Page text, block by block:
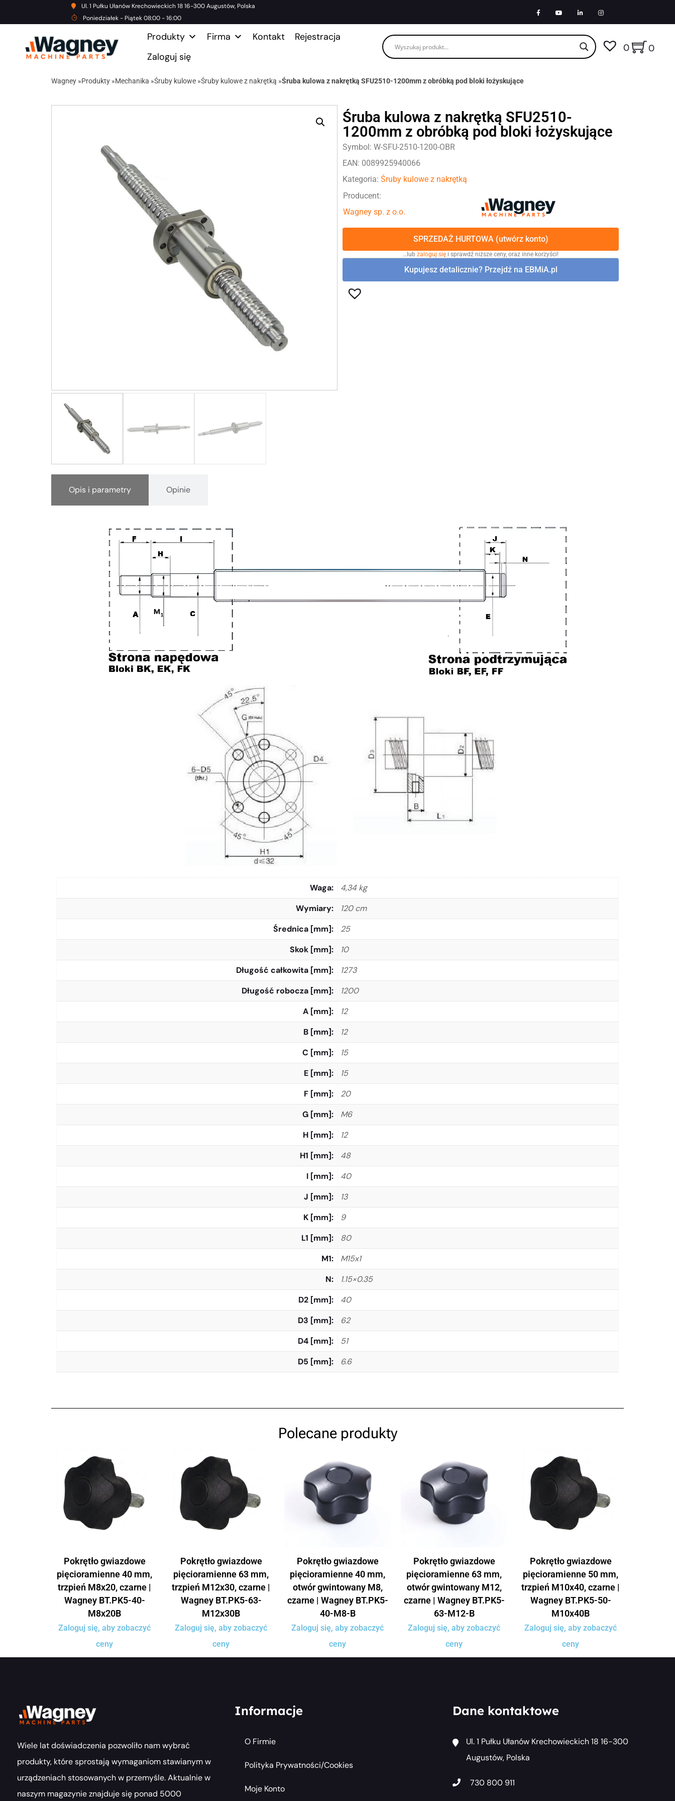
Ul. 1 Pułku Ułanów Krechowieckich 18 16-300 Augustów, Polska
Poniedziałek - Piątek 08:00 - 16:00
Produkty Firma Kontakt
Rejestracja
Zaloguj się
0 0
Wagney »Produkty »Mechanika »Śruby kulowe »Śruby kulowe z nakrętką »Śruba kulowa z nakrętką SFU2510-1200mm z obróbką pod bloki łożyskujące
Śruba kulowa z nakrętką SFU2510-
1200mm z obróbką pod bloki łożyskujące
Symbol: W-SFU-2510-1200-OBR
EAN: 0089925940066
Kategoria: Śruby kulowe z nakrętką
Producent:
Wagney sp. z o.o.
SPRZEDAŻ HURTOWA (utwórz konto)
…lub zaloguj się i sprawdź niższe ceny, oraz inne korzyści!
Kupujesz detalicznie? Przejdź na EBMiA.pl
Opis i parametry Opinie
Waga
4,34 kg
Wymiary
120 cm
Średnica [mm]
25
Skok [mm]
10
Długość całkowita [mm]
1273
Długość robocza [mm]
1200
A [mm]
12
B [mm]
12
C [mm]
15
E [mm]
15
F [mm]
20
G [mm]
M6
H [mm]
12
H1 [mm]
48
I [mm]
40
J [mm]
13
K [mm]
9
L1 [mm]
80
M1
M15x1
N
1.15×0.35
D2 [mm]
40
D3 [mm]
62
D4 [mm]
51
D5 [mm]
6.6
Polecane produkty
Pokrętło gwiazdowe
pięcioramienne 40 mm,
trzpień M8x20, czarne |
Wagney BT.PK5-40-
M8x20B
Zaloguj się, aby zobaczyć
ceny
Pokrętło gwiazdowe
pięcioramienne 63 mm,
trzpień M12x30, czarne |
Wagney BT.PK5-63-
M12x30B
Zaloguj się, aby zobaczyć
ceny
Pokrętło gwiazdowe
pięcioramienne 40 mm,
otwór gwintowany M8,
czarne | Wagney BT.PK5-
40-M8-B
Zaloguj się, aby zobaczyć
ceny
Pokrętło gwiazdowe
pięcioramienne 63 mm,
otwór gwintowany M12,
czarne | Wagney BT.PK5-
63-M12-B
Zaloguj się, aby zobaczyć
ceny
Pokrętło gwiazdowe
pięcioramienne 50 mm,
trzpień M10x40, czarne |
Wagney BT.PK5-50-
M10x40B
Zaloguj się, aby zobaczyć
ceny
Wiele lat doświadczenia pozwoliło nam wybrać
produkty, które sprostają wymaganiom stawianym w
urządzeniach stosowanych w przemyśle. Aktualnie w
naszym magazynie znajduje się ponad 5000
Informacje
O Firmie
Polityka Prywatności/cookies
Moje Konto
Dane kontaktowe
Ul. 1 Pułku Ułanów Krechowieckich 18 16-300
Augustów, Polska
730 800 911